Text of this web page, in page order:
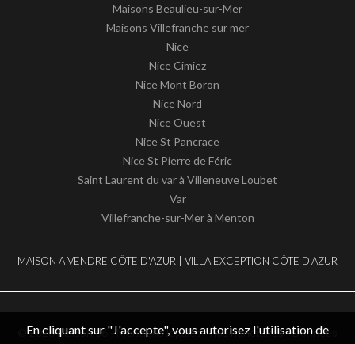
MAISON A VENDRE CÔTE D'AZUR | VILLA EXCEPTION CÔTE D'AZUR
Maisons Beaulieu-sur-Mer
Maisons Villefranche sur mer
Nice
Nice Cimiez
Nice Mont Boron
Nice Nord
Nice Ouest
Nice St Pancrace
Nice St Pierre de Féric
Saint Laurent du var à Villeneuve Loubet
Var
Villefranche-sur-Mer à Menton
© 2026 Maison 06 -Mentions légales / nos honoraires-Données
En cliquant sur "J'accepte", vous autorisez l'utilisation de